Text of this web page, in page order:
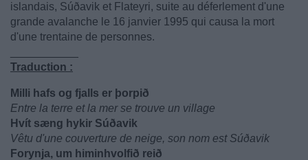
islandais, Súðavik et Flateyri, suite au déferlement d'une
grande avalanche le 16 janvier 1995 qui causa la mort
d'une trentaine de personnes.
Traduction :
Milli hafs og fjalls er þorpið
Entre la terre et la mer se trouve un village
Hvít sæng hykir Súðavik
Vêtu d'une couverture de neige, son nom est Súðavik
Forynja, um himinhvolfið reið